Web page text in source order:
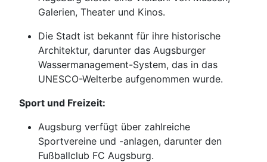
Galerien, Theater und Kinos.
Die Stadt ist bekannt für ihre historische
Architektur, darunter das Augsburger
Wassermanagement-System, das in das
UNESCO-Welterbe aufgenommen wurde.
Sport und Freizeit:
Augsburg verfügt über zahlreiche
Sportvereine und -anlagen, darunter den
Fußballclub FC Augsburg.